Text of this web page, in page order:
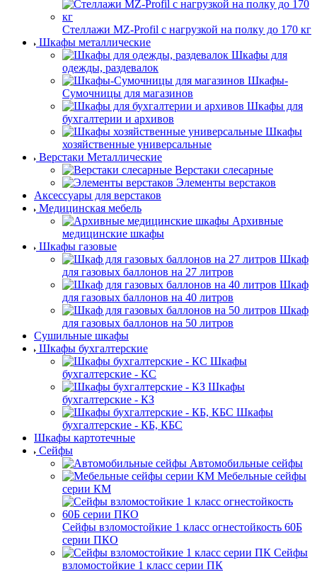
Стеллажи MZ-Profil с нагрузкой на полку до 170 кг
Шкафы металлические
Шкафы для
одежды, раздевалок
Шкафы-
Сумочницы для магазинов
Шкафы для
бухгалтерии и архивов
Шкафы
хозяйственные универсальные
Верстаки Металлические
Верстаки слесарные
Элементы верстаков
Аксессуары для верстаков
Медицинская мебель
Архивные
медицинские шкафы
Шкафы газовые
Шкаф
для газовых баллонов на 27 литров
Шкаф
для газовых баллонов на 40 литров
Шкаф
для газовых баллонов на 50 литров
Сушильные шкафы
Шкафы бухгалтерские
Шкафы
бухгалтерские - КС
Шкафы
бухгалтерские - КЗ
Шкафы
бухгалтерские - КБ, КБС
Шкафы картотечные
Сейфы
Автомобильные сейфы
Мебельные сейфы
серии КМ
Сейфы взломостойкие 1 класс огнестойкость 60Б
серии ПКО
Сейфы
взломостойкие 1 класс серии ПК